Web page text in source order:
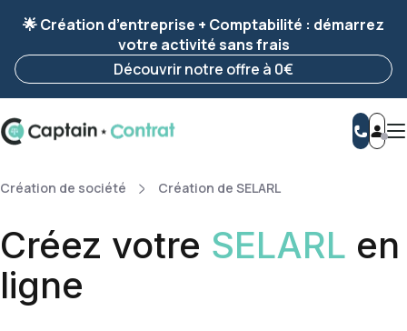
enregistrée 🚀
Reprendre ma démarche
🌟 Création d’entreprise + Comptabilité : démarrez
votre activité sans frais
Découvrir notre offre à 0€
Création de société Création de SELARL
Créez votre SELARL en
ligne